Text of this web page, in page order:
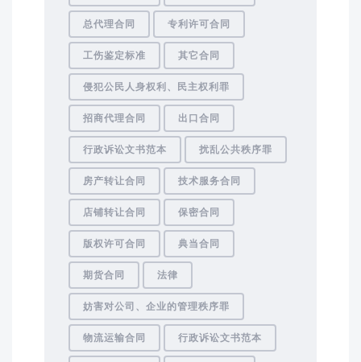
总代理合同 专利许可合同
工伤鉴定标准 其它合同
侵犯公民人身权利、民主权利罪
招商代理合同 出口合同
行政诉讼文书范本 扰乱公共秩序罪
房产转让合同 技术服务合同
店铺转让合同 保密合同
版权许可合同 典当合同
期货合同 法律
妨害对公司、企业的管理秩序罪
物流运输合同 行政诉讼文书范本